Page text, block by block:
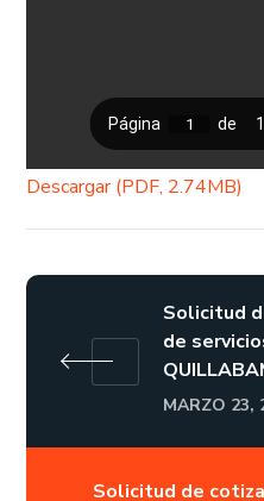
Descargar (PDF, 2.74MB)
Solicitud
de
MARZO 23,
Solicitud de